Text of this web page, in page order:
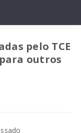
pelo TCE
outros